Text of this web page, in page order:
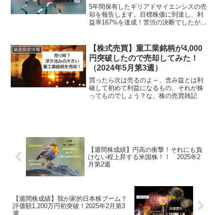
8月第2週）
5年間保有したギリアドサイエンシスの売
却を報告します。目標株価に到達し、利
益率167%を達成！苦渋の決断でしたが、
最新投資情報
【株式売買】重工業銘柄が4,000
円突破したので売却してみた！
（2024年5月第3週）
買ったら次は売るのよ～、含み益とは利
確して初めて利益になるもの、それが株
ってものでしょう？な、株の売買雑記
【週間株成績】円高の衝撃！それにも負
けない程上昇する米国株！！ 2025年2
月第2週
【週間株成績】我が家的日本株ブーム？
評価額1,200万円初突破！2025年2月第3
週